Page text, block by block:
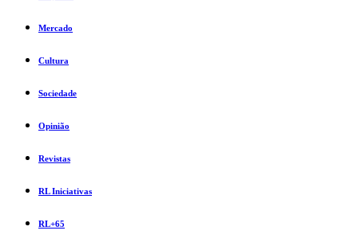
Mercado
Cultura
Sociedade
Opinião
Revistas
RL Iniciativas
RL+65